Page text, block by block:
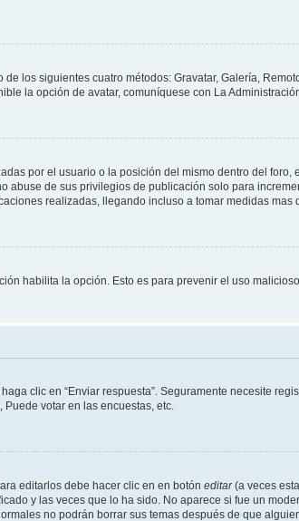
los siguientes cuatro métodos: Gravatar, Galería,
la opción de avatar, comuníquese con La
por el usuario o la posición del mismo dentro del foro,
de sus privilegios de publicación solo para
realizadas, llegando incluso a tomar medidas mas
habilita la opción. Esto es para prevenir el uso
clic en “Enviar respuesta”. Seguramente necesite
votar en las encuestas, etc.
editarlos debe hacer clic en en botón editar(a veces
y las veces que lo ha sido. No aparece si fue un
no podrán borrar sus temas después de que